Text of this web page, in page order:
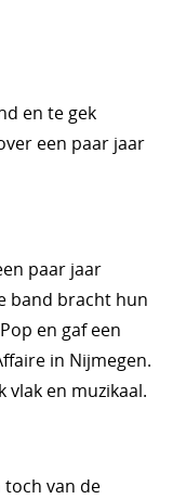
en te gek
een paar jaar
paar jaar
band bracht hun
en gaf een
in Nijmegen.
vlak en muzikaal.
toch van de